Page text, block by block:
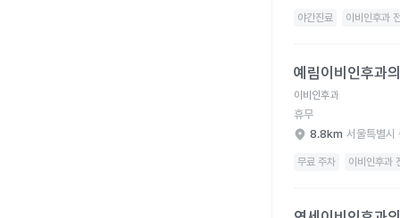
야간진료 이비인후과
예림이비인후과
이비인후과
휴무
8.8km 서울특별시
무료 주차 이비인후과